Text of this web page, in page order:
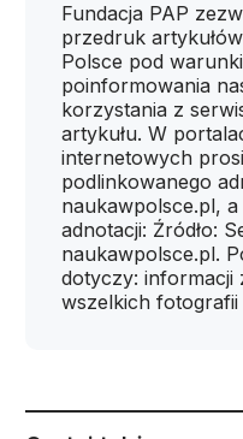
Fundacja PAP
przedruk
Polsce pod
poinformowania
korzystania z
artykułu. W
internetowych
podlinkowanego
naukawpolsce.pl,
adnotacji: Źródło:
naukawpolsce.pl.
dotyczy: informacji
wszelkich fotografii